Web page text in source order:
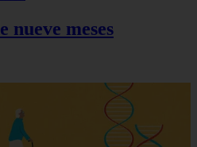
nueve meses